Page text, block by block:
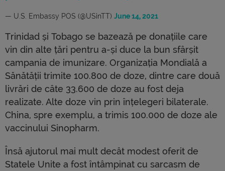
— U.S. Embassy POS (@USinTT) June 14, 2021
Trinidad și Tobago se bazează pe donațiile care
vin din alte țări pentru a-și duce la bun sfârșit
campania de imunizare. Organizația Mondială a
Sănătății trimite 100.800 de doze, dintre care două
livrări de câte 33.600 de doze au fost deja
realizate. Alte doze vin prin înțelegeri bilaterale.
China, spre exemplu, a trimis 100.000 de doze ale
vaccinului Sinopharm.
Însă ajutorul mai mult decât modest oferit de
Statele Unite a fost întâmpinat cu sarcasm de